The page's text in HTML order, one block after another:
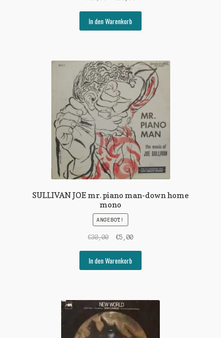
war:
€45,00
€20,00.
In den Warenkorb
SULLIVAN JOE mr. piano man-down home
mono
ANGEBOT!
€30,00
Ursprünglicher
war:
€30,00
€5,00Aktueller
€5,00.
In den Warenkorb